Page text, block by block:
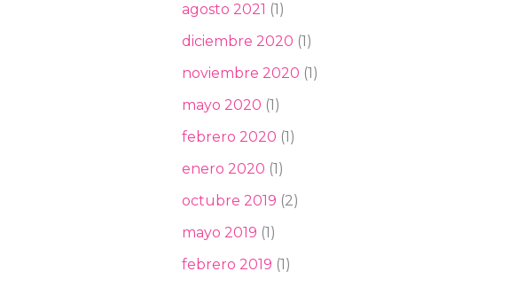
agosto 2021 (1)
diciembre 2020 (1)
noviembre 2020 (1)
mayo 2020 (1)
febrero 2020 (1)
enero 2020 (1)
octubre 2019 (2)
mayo 2019 (1)
febrero 2019 (1)